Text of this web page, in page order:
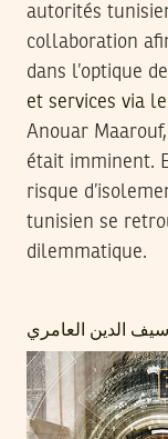
autorités
collaboration
dans l’optique de
et services via
Anouar
était imminent.
risque
tunisien se
dilemmatique.
سيف الدين العامري